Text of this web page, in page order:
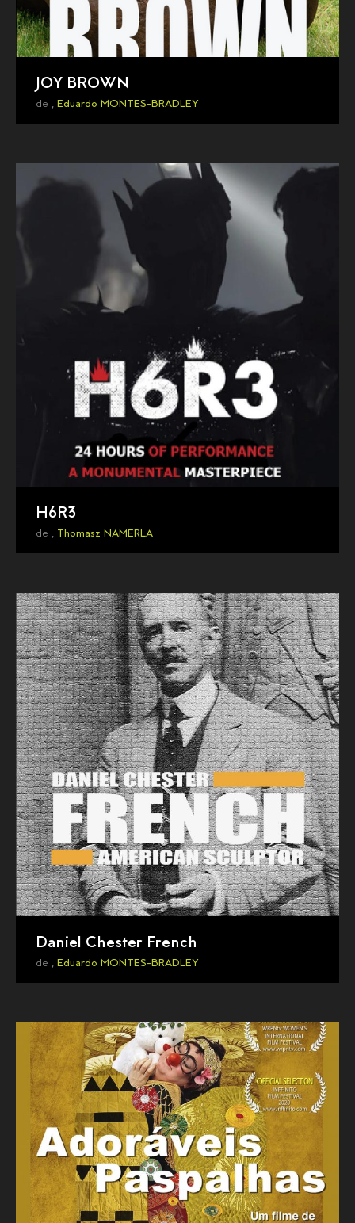
JOY BROWN
de , Eduardo MONTES-BRADLEY
H6R3
de , Thomasz NAMERLA
Daniel Chester French
de , Eduardo MONTES-BRADLEY